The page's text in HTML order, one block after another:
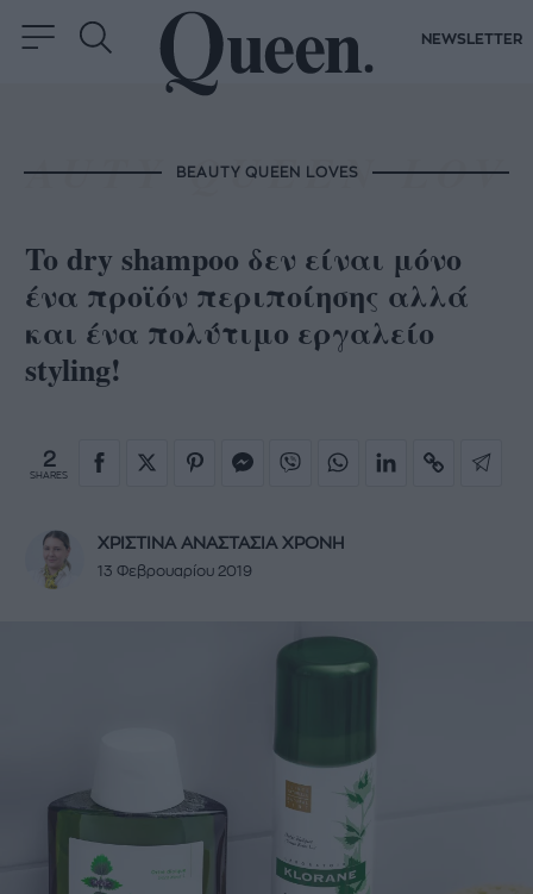
NEWSLETTER
BEAUTY QUEEN LOVES
To dry shampoo δεν είναι μόνο
ένα προϊόν περιποίησης αλλά
και ένα πολύτιμο εργαλείο
styling!
2
SHARES
ΧΡΙΣΤΙΝΑ ΑΝΑΣΤΑΣΙΑ ΧΡΟΝΗ
13 Φεβρουαρίου 2019